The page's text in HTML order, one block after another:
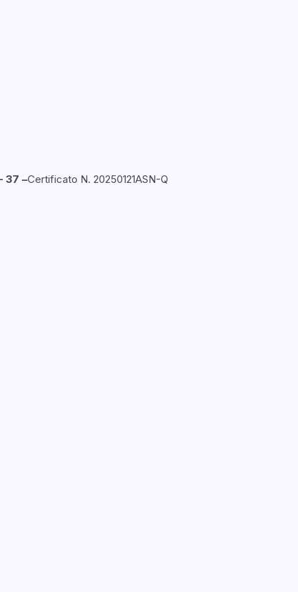
37 –Certificato N. 20250121ASN-Q